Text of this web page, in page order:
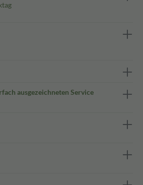
ausgezeichneten Service